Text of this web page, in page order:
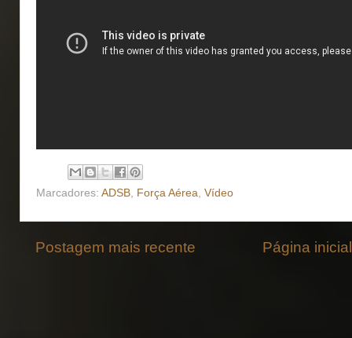
Marcadores: ADSB Força Aérea Vídeo
Postagem mais recente Página inicial